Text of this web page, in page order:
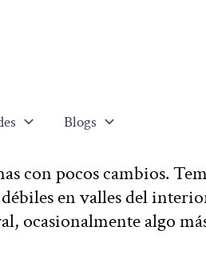
Blogs
con pocos cambios.
en valles del
ocasionalmente algo